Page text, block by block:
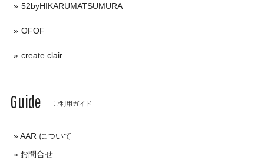
52byHIKARUMATSUMURA
OFOF
create clair
Guide ご利用ガイド
AAR について
お問合せ